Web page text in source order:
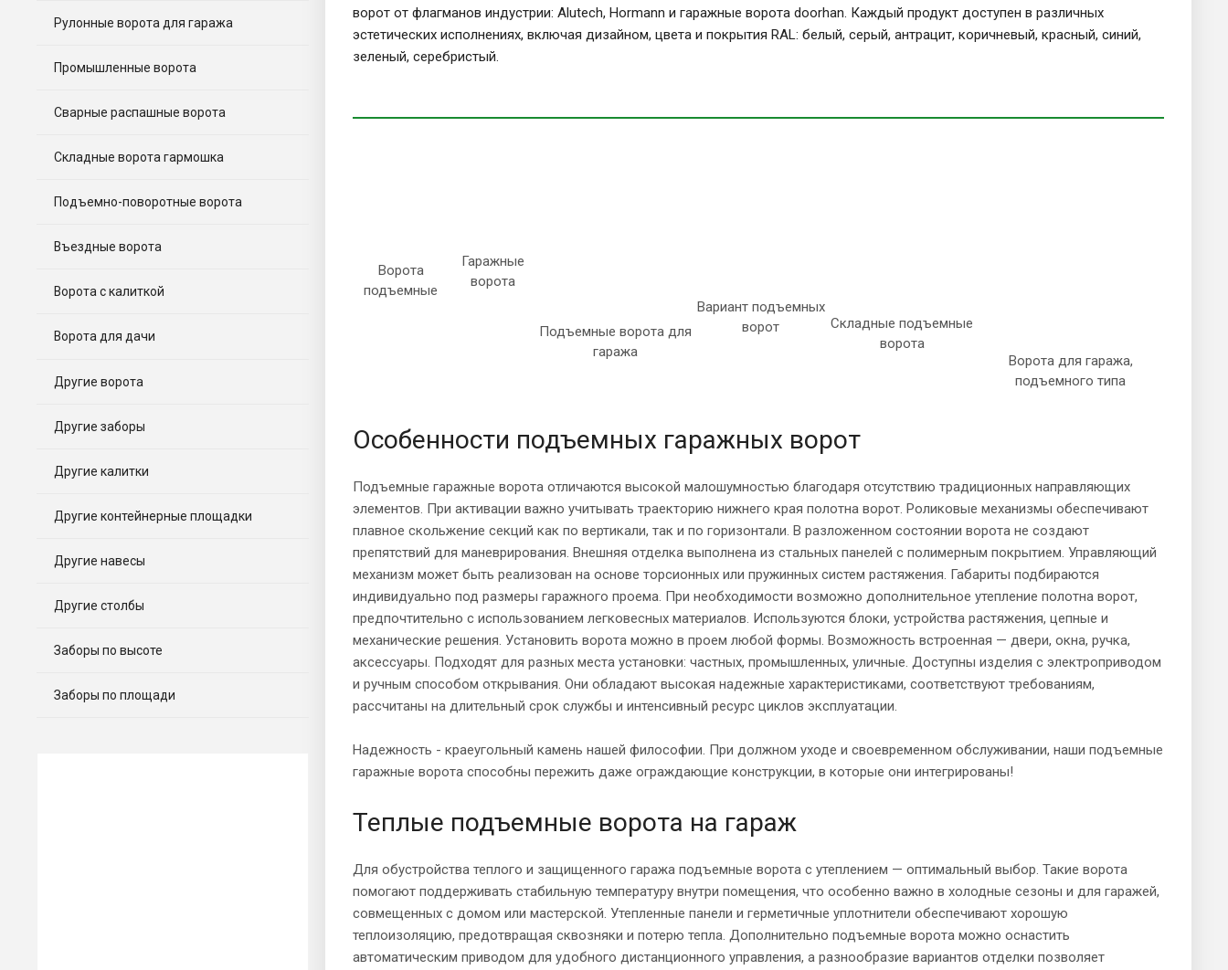
ворот от флагманов индустрии: Alutech, Hormann и гаражные ворота doorhan. Каждый продукт доступен в различных
эстетических исполнениях, включая дизайном, цвета и покрытия RAL: белый, серый, антрацит, коричневый, красный, синий,
зеленый, серебристый.
Ворота
подъемные
Гаражные
ворота
Подъемные ворота для
гаража
Вариант подъемных
ворот
Складные подъемные
ворота
Ворота для гаража,
подъемного типа
Особенности подъемных гаражных ворот
Подъемные гаражные ворота отличаются высокой малошумностью благодаря отсутствию традиционных направляющих
элементов. При активации важно учитывать траекторию нижнего края полотна ворот. Роликовые механизмы обеспечивают
плавное скольжение секций как по вертикали, так и по горизонтали. В разложенном состоянии ворота не создают
препятствий для маневрирования. Внешняя отделка выполнена из стальных панелей с полимерным покрытием. Управляющий
механизм может быть реализован на основе торсионных или пружинных систем растяжения. Габариты подбираются
индивидуально под размеры гаражного проема. При необходимости возможно дополнительное утепление полотна ворот,
предпочтительно с использованием легковесных материалов. Используются блоки, устройства растяжения, цепные и
механические решения. Установить ворота можно в проем любой формы. Возможность встроенная — двери, окна, ручка,
аксессуары. Подходят для разных места установки: частных, промышленных, уличные. Доступны изделия с электроприводом
и ручным способом открывания. Они обладают высокая надежные характеристиками, соответствуют требованиям,
рассчитаны на длительный срок службы и интенсивный ресурс циклов эксплуатации.
Надежность - краеугольный камень нашей философии. При должном уходе и своевременном обслуживании, наши подъемные
гаражные ворота способны пережить даже ограждающие конструкции, в которые они интегрированы!
Теплые подъемные ворота на гараж
Для обустройства теплого и защищенного гаража подъемные ворота с утеплением — оптимальный выбор. Такие ворота
помогают поддерживать стабильную температуру внутри помещения, что особенно важно в холодные сезоны и для гаражей,
совмещенных с домом или мастерской. Утепленные панели и герметичные уплотнители обеспечивают хорошую
теплоизоляцию, предотвращая сквозняки и потерю тепла. Дополнительно подъемные ворота можно оснастить
автоматическим приводом для удобного дистанционного управления, а разнообразие вариантов отделки позволяет
Рулонные ворота для гаража
Промышленные ворота
Сварные распашные ворота
Складные ворота гармошка
Подъемно-поворотные ворота
Въездные ворота
Ворота с калиткой
Ворота для дачи
Другие ворота
Другие заборы
Другие калитки
Другие контейнерные площадки
Другие навесы
Другие столбы
Заборы по высоте
Заборы по площади